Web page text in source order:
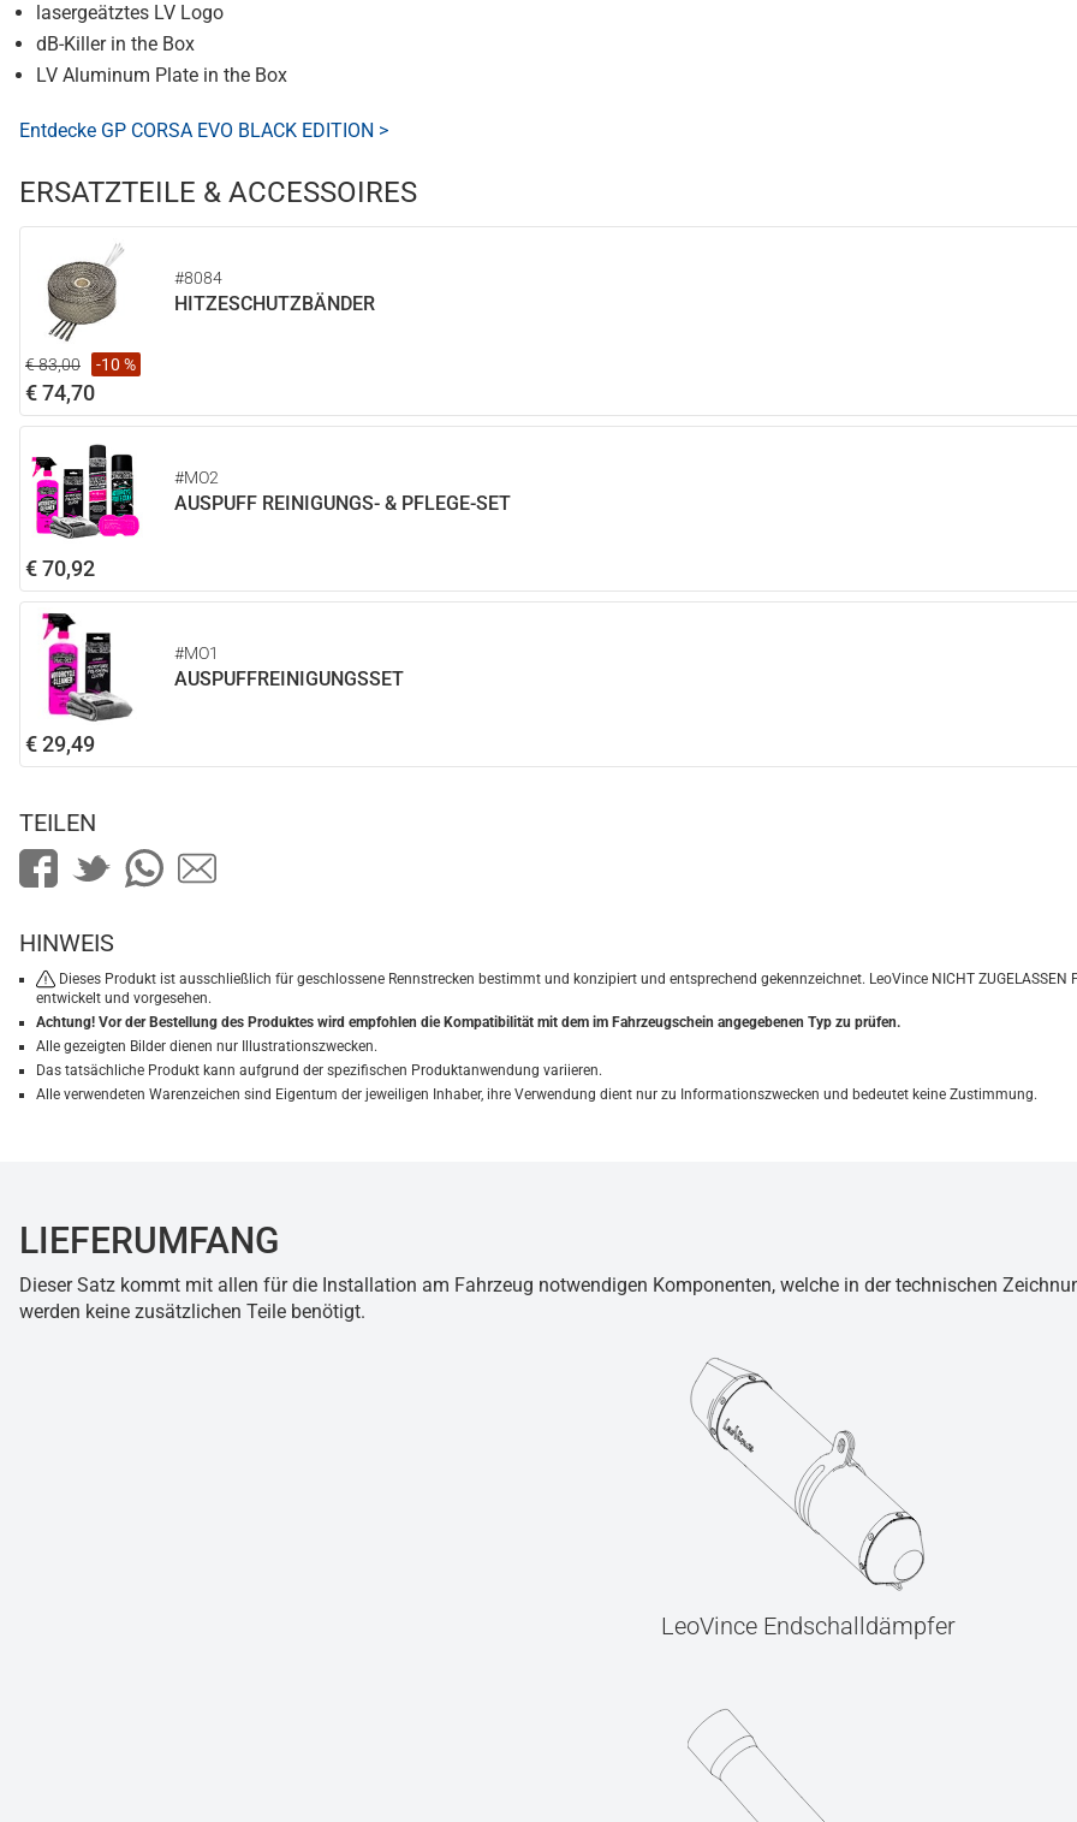
lasergeätztes LV Logo
dB-Killer in the Box
LV Aluminum Plate in the Box
Entdecke GP CORSA EVO BLACK EDITION >
ERSATZTEILE & ACCESSOIRES
#8084
HITZESCHUTZBÄNDER
€ 83,00 -10 %
€ 74,70
#MO2
AUSPUFF REINIGUNGS- & PFLEGE-SET
€ 70,92
#MO1
AUSPUFFREINIGUNGSSET
€ 29,49
TEILEN
HINWEIS
Dieses Produkt ist ausschließlich für geschlossene Rennstrecken bestimmt und konzipiert und entsprechend gekennzeichnet. LeoVince NICHT
entwickelt und vorgesehen.
Achtung! Vor der Bestellung des Produktes wird empfohlen die Kompatibilität mit dem im Fahrzeugschein angegebenen Typ zu prüfen.
Alle gezeigten Bilder dienen nur Illustrationszwecken.
Das tatsächliche Produkt kann aufgrund der spezifischen Produktanwendung variieren.
Alle verwendeten Warenzeichen sind Eigentum der jeweiligen Inhaber, ihre Verwendung dient nur zu Informationszwecken und bedeutet keine Zustimmung.
LIEFERUMFANG
Dieser Satz kommt mit allen für die Installation am Fahrzeug notwendigen Komponenten, welche in der technischen
werden keine zusätzlichen Teile benötigt.
LeoVince Endschalldämpfer